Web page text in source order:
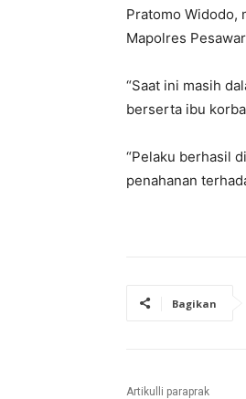
Pratomo Widodo,
Mapolres
“Saat ini masih
berserta ibu
“Pelaku berhasil
penahanan
Bagikan
Artikulli paraprak